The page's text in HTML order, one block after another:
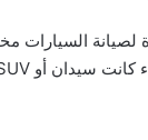
لصيانة السيارات